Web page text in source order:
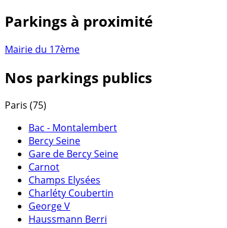
Parkings à proximité
Mairie du 17ème
Nos parkings publics
Paris (75)
Bac - Montalembert
Bercy Seine
Gare de Bercy Seine
Carnot
Champs Elysées
Charléty Coubertin
George V
Haussmann Berri